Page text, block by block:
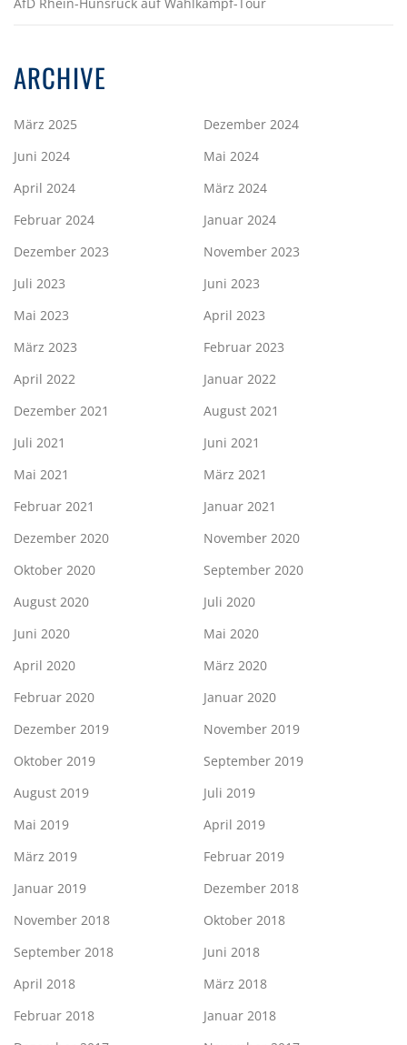
AfD Rhein-Hunsrück auf Wahlkampf-Tour
ARCHIVE
März 2025
Dezember 2024
Juni 2024
Mai 2024
April 2024
März 2024
Februar 2024
Januar 2024
Dezember 2023
November 2023
Juli 2023
Juni 2023
Mai 2023
April 2023
März 2023
Februar 2023
April 2022
Januar 2022
Dezember 2021
August 2021
Juli 2021
Juni 2021
Mai 2021
März 2021
Februar 2021
Januar 2021
Dezember 2020
November 2020
Oktober 2020
September 2020
August 2020
Juli 2020
Juni 2020
Mai 2020
April 2020
März 2020
Februar 2020
Januar 2020
Dezember 2019
November 2019
Oktober 2019
September 2019
August 2019
Juli 2019
Mai 2019
April 2019
März 2019
Februar 2019
Januar 2019
Dezember 2018
November 2018
Oktober 2018
September 2018
Juni 2018
April 2018
März 2018
Februar 2018
Januar 2018